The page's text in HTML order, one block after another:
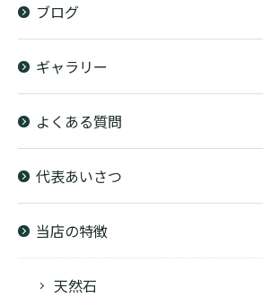
ブログ
ギャラリー
よくある質問
代表あいさつ
当店の特徴
天然石